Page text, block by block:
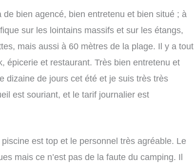
de bien agencé, bien entretenu et bien situé ; à
sur les lointains massifs et sur les étangs,
mais aussi à 60 mètres de la plage. Il y a tout
épicerie et restaurant. Très bien entretenu et
dizaine de jours cet été et je suis très très
est souriant, et le tarif journalier est
est top et le personnel très agréable. Le
mais ce n’est pas de la faute du camping. Il